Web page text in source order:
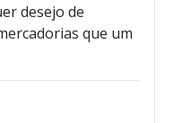
desejo de
que um